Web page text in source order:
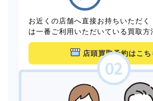
お近くの店舗へ直接お持ちいただく
は一番ご利用いただいている買取方
店頭買取予約はこち